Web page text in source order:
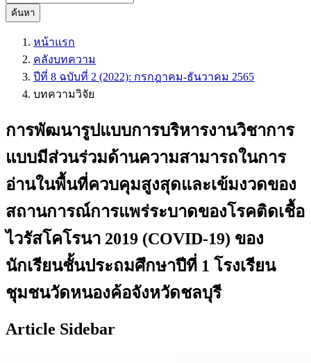
ค้นหา
หน้าแรก
คลังบทความ
ปีที่ 8 ฉบับที่ 2 (2022): กรกฎาคม-ธันวาคม 2565
บทความวิจัย
การพัฒนารูปแบบการบริหารงานวิชาการ
แบบมีส่วนร่วมด้านความสามารถในการ
อ่านในพื้นที่ควบคุมสูงสุดและเข้มงวดของ
สถานการณ์การแพร่ระบาดของโรคติดเชื้อ
ไวรัสโคโรนา 2019 (COVID-19) ของ
นักเรียนชั้นประถมศึกษาปีที่ 1 โรงเรียน
ชุมชนวัดหนองค้อจังหวัดชลบุรี
Article Sidebar